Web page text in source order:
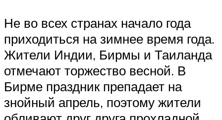
Не во всех странах начало года
приходиться на зимнее время года.
Жители Индии, Бирмы и Таиланда
отмечают торжество весной. В
Бирме праздник препадает на
знойный апрель, поэтому жители